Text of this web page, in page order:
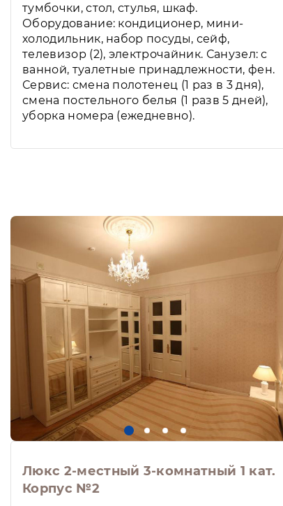
тумбочки, стол, стулья, шкаф.
Оборудование: кондиционер, мини-
холодильник, набор посуды, сейф,
телевизор (2), электрочайник. Санузел: с
ванной, туалетные принадлежности, фен.
Сервис: смена полотенец (1 раз в 3 дня),
смена постельного белья (1 разв 5 дней),
уборка номера (ежедневно).
Люкс 2-местный 3-комнатный 1 кат.
Корпус №2